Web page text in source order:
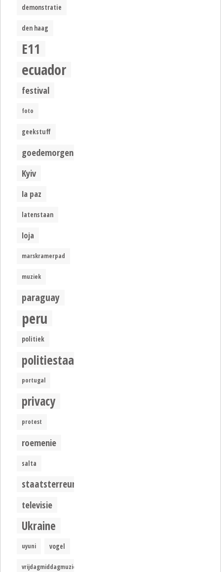
demonstratie
den haag
E11
ecuador
festival
foto
geekstuff
goedemorgen
Kyiv
la paz
latenstaan
loja
marskramerpad
muziek
paraguay
peru
politiek
politiestaat
portugal
privacy
protest
roemenie
salta
staatsterreur
televisie
Ukraine
uyuni vogel
vrijdagmiddagmuziek